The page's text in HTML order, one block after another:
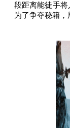
段距离能徒手
为了争夺秘籍，